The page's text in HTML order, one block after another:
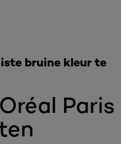
Paris
bruine kleur te